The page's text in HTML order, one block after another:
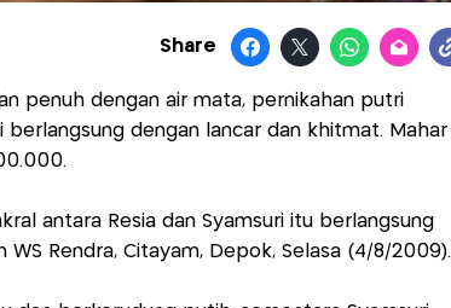
Share
penuh dengan air mata, pernikahan putri
berlangsung dengan lancar dan khitmat. Mahar
antara Resia dan Syamsuri itu berlangsung
WS Rendra, Citayam, Depok, Selasa (4/8/2009).